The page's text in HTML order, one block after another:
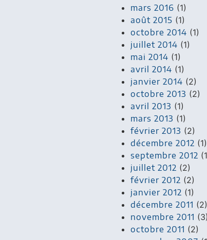
mars 2016 (1)
août 2015 (1)
octobre 2014 (1)
juillet 2014 (1)
mai 2014 (1)
avril 2014 (1)
janvier 2014 (2)
octobre 2013 (2)
avril 2013 (1)
mars 2013 (1)
février 2013 (2)
décembre 2012 (1)
septembre 2012
juillet 2012 (2)
février 2012 (2)
janvier 2012 (1)
décembre 2011 (2)
novembre 2011 (3)
octobre 2011 (2)